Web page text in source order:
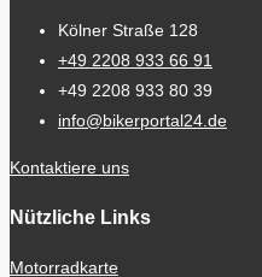
Kölner Straße 128
+49 2208 933 66 91
+49 2208 933 80 39
info@bikerportal24.de
Kontaktiere uns
Nützliche Links
Motorradkarte